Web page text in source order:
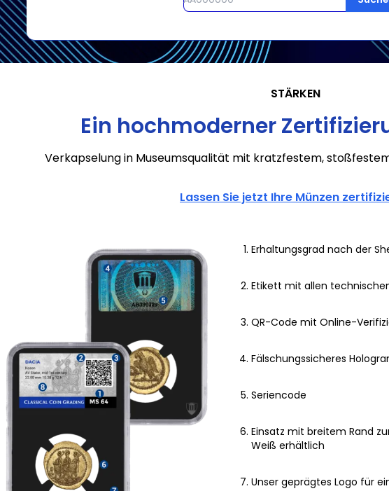
STÄRKEN
Ein hochmoderner
Verkapselung in Museumsqualität mit kratzfestem,
Lassen Sie jetzt Ihre Münzen
Erhaltungsgrad nach der
Etikett mit allen
QR-Code mit Online-
Fälschungssicheres
Seriencode
Einsatz mit breitem Rand
Weiß erhältlich
Unser geprägtes Logo für